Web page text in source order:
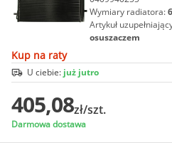
Wymiary radiatora:
Artykuł
osuszaczem
Kup na raty
U ciebie: już jutro
405,08zł/szt.
Darmowa dostawa